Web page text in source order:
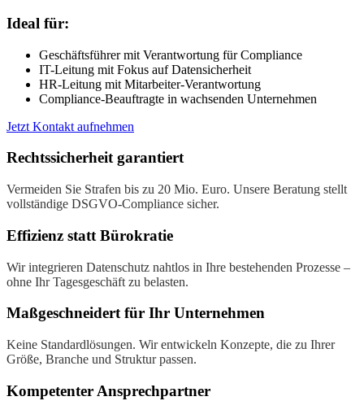
Ideal für:
Geschäftsführer mit Verantwortung für Compliance
IT-Leitung mit Fokus auf Datensicherheit
HR-Leitung mit Mitarbeiter-Verantwortung
Compliance-Beauftragte in wachsenden Unternehmen
Jetzt Kontakt aufnehmen
Rechtssicherheit garantiert
Vermeiden Sie Strafen bis zu 20 Mio. Euro. Unsere Beratung stellt
vollständige DSGVO-Compliance sicher.
Effizienz statt Bürokratie
Wir integrieren Datenschutz nahtlos in Ihre bestehenden Prozesse –
ohne Ihr Tagesgeschäft zu belasten.
Maßgeschneidert für Ihr Unternehmen
Keine Standardlösungen. Wir entwickeln Konzepte, die zu Ihrer
Größe, Branche und Struktur passen.
Kompetenter Ansprechpartner